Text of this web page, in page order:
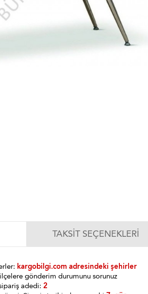
TAKSIT SEÇENEKLERI
kargobilgi.com adresindeki şehirler
gönderim durumunu sorunuz
adedi: 2